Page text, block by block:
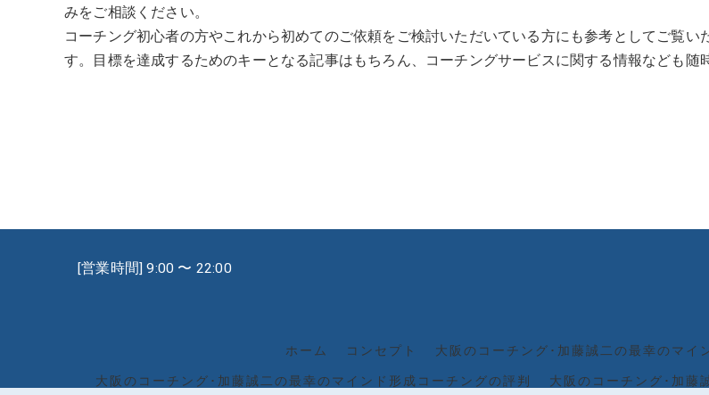
みをご相談ください。
コーチング初心者の方やこれから初めてのご依頼をご検討いただいている方にも参考としてご覧
す。目標を達成するためのキーとなる記事はもちろん、コーチングサービスに関する情報なども随
[営業時間] 9:00 〜 22:00
ホーム コンセプト 大阪のコーチング･加藤誠二の最幸のマイ
大阪のコーチング･加藤誠二の最幸のマインド形成コーチングの評判 大阪のコーチング･加藤